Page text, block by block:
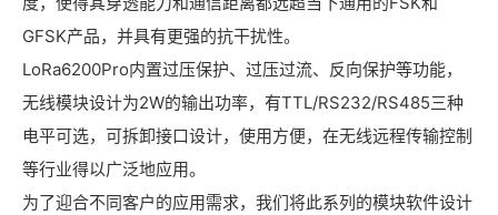
GFSK产品，并具有更强的抗干扰性。
LoRa6200Pro内置过压保护、过压过流、反向保护等功能，
无线模块设计为2W的输出功率，有TTL/RS232/RS485三种
电平可选，可拆卸接口设计，使用方便，在无线远程传输控制
等行业得以广泛地应用。
为了迎合不同客户的应用需求，我们将此系列的模块软件设计